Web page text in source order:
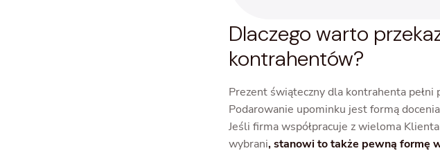
Dlaczego warto
kontrahentów?
Prezent świąteczny dla kontrahenta pełni
Podarowanie upominku jest formą
Jeśli firma współpracuje z wieloma
wybrani, stanowi to także pewną formę